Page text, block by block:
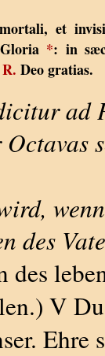
et
*: in
R. Deo gratias.
ad
des
des
V